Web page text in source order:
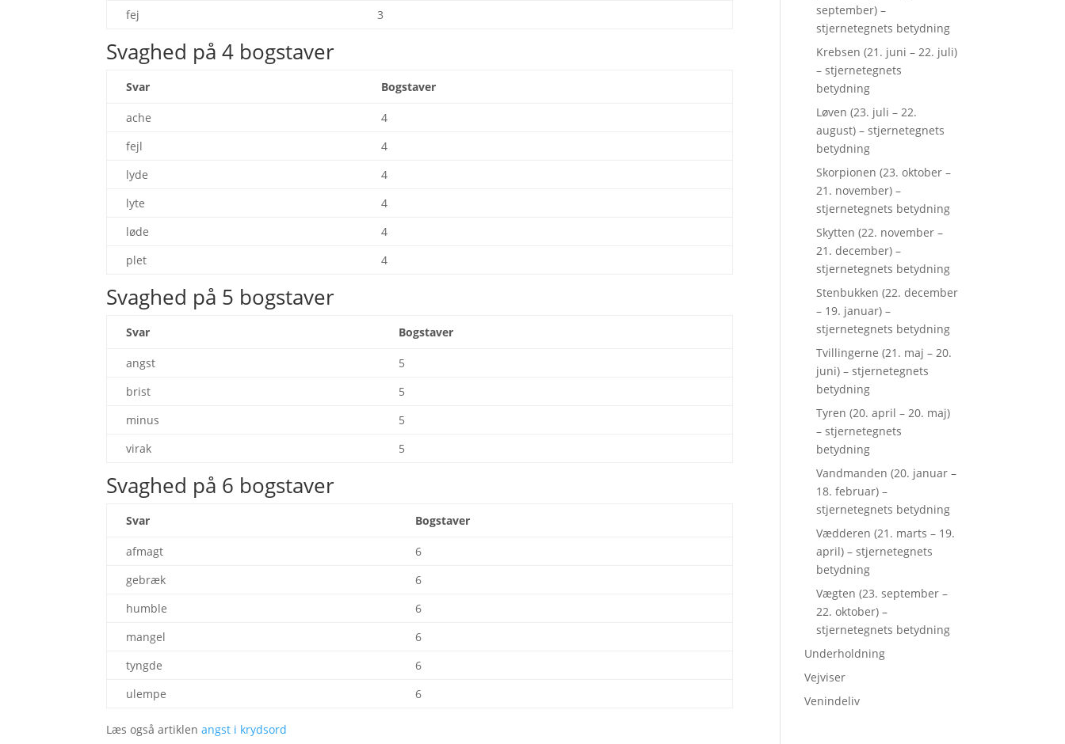
fej 3
Svaghed på 4 bogstaver
Svar Bogstaver
ache
4
fejl
4
lyde
4
lyte
4
løde
4
plet
4
Svaghed på 5 bogstaver
Svar Bogstaver
angst
5
brist
5
minus
5
virak
5
Svaghed på 6 bogstaver
Svar Bogstaver
afmagt
6
gebræk
6
humble
6
mangel
6
tyngde
6
ulempe
6
Læs også artiklenangst i krydsord
september) –
stjernetegnets betydning
Krebsen (21. juni – 22. juli)
– stjernetegnets
betydning
Løven (23. juli – 22.
august) – stjernetegnets
betydning
Skorpionen (23. oktober –
21. november) –
stjernetegnets betydning
Skytten (22. november –
21. december) –
stjernetegnets betydning
Stenbukken (22. december
– 19. januar) –
stjernetegnets betydning
Tvillingerne (21. maj – 20.
juni) – stjernetegnets
betydning
Tyren (20. april – 20. maj)
– stjernetegnets
betydning
Vandmanden (20. januar –
18. februar) –
stjernetegnets betydning
Vædderen (21. marts – 19.
april) – stjernetegnets
betydning
Vægten (23. september –
22. oktober) –
stjernetegnets betydning
Underholdning
Vejviser
Venindeliv